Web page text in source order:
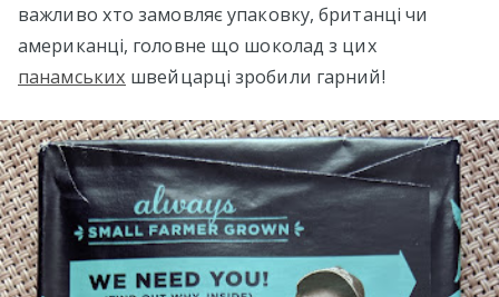
важливо хто замовляє упаковку, британці чи
американці, головне що шоколад з цих
панамських швейцарці зробили гарний!